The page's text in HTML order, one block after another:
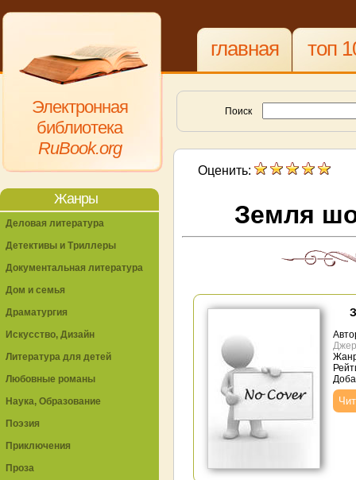
Электронная
библиотека
RuBook.org
главная топ
Поиск
Оценить:
Земля
Жанры
Деловая литература
Детективы и Триллеры
Документальная литература
Дом и семья
Драматургия
Искусство, Дизайн
Литература для детей
Любовные романы
Наука, Образование
Поэзия
Приключения
Проза